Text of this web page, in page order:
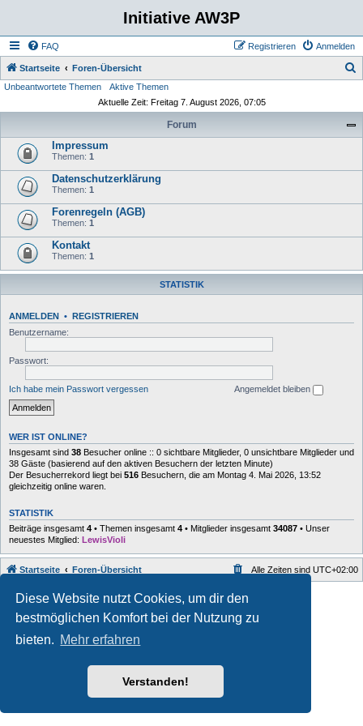
Diese Website nutzt Cookies, um dir den
bestmöglichen Komfort bei der Nutzung zu
bieten. Mehr erfahren
Verstanden!
Initiative AW3P
FAQ Anmelden
Registrieren
Startseite Foren-Übersicht
Unbeantwortete Themen
Aktive Themen
Aktuelle Zeit: Freitag 7. August 2026, 07:05
Forum
Impressum
Themen: 1
Datenschutzerklärung
Themen: 1
Forenregeln (AGB)
Themen: 1
Kontakt
Themen: 1
STATISTIK
ANMELDEN • REGISTRIEREN
Benutzername:
Passwort:
Ich habe mein Passwort vergessen Angemeldet bleiben
WER IST ONLINE?
Insgesamt sind 38 Besucher online :: 0 sichtbare Mitglieder, 0 unsichtbare Mitglieder und
38 Gäste (basierend auf den aktiven Besuchern der letzten Minute)
Der Besucherrekord liegt bei 516 Besuchern, die am Montag 4. Mai 2026, 13:52
gleichzeitig online waren.
STATISTIK
Beiträge insgesamt 4 • Themen insgesamt 4 • Mitglieder insgesamt 34087 • Unser
neuestes Mitglied: LewisVioli
Startseite Foren-Übersicht Alle Zeiten sind UTC+02:00
Style developer by forum ,
Powered byphpBB ® Forum Software © phpBB Limited
Deutsche Übersetzung durchphpBB.de
Datenschutz